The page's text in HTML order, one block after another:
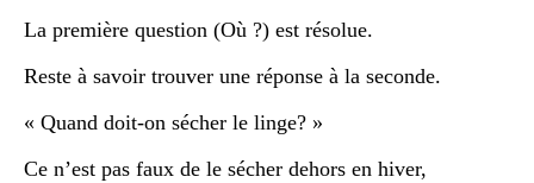
La première question (Où ?) est résolue.
Reste à savoir trouver une réponse à la seconde.
« Quand doit-on sécher le linge? »
Ce n’est pas faux de le sécher dehors en hiver,